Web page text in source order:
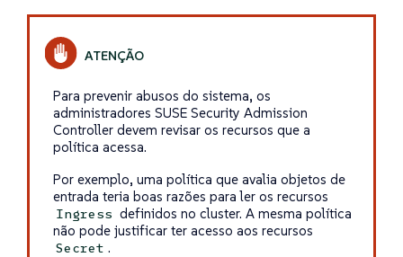
Para prevenir abusos do sistema, os
administradores SUSE Security Admission
Controller devem revisar os recursos que a
política acessa.
Por exemplo, uma política que avalia objetos de
entrada teria boas razões para ler os recursos
Ingress definidos no cluster. A mesma política
não pode justificar ter acesso aos recursos
Secret .